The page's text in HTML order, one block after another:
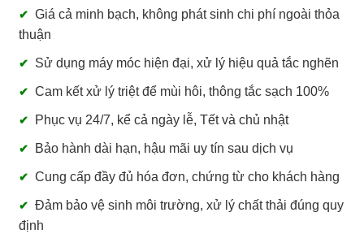
Giá cả minh bạch, không phát sinh chi phí ngoài thỏa
thuận
Sử dụng máy móc hiện đại, xử lý hiệu quả tắc nghẽn
Cam kết xử lý triệt để mùi hôi, thông tắc sạch 100%
Phục vụ 24/7, kể cả ngày lễ, Tết và chủ nhật
Bảo hành dài hạn, hậu mãi uy tín sau dịch vụ
Cung cấp đầy đủ hóa đơn, chứng từ cho khách hàng
Đảm bảo vệ sinh môi trường, xử lý chất thải đúng quy
định